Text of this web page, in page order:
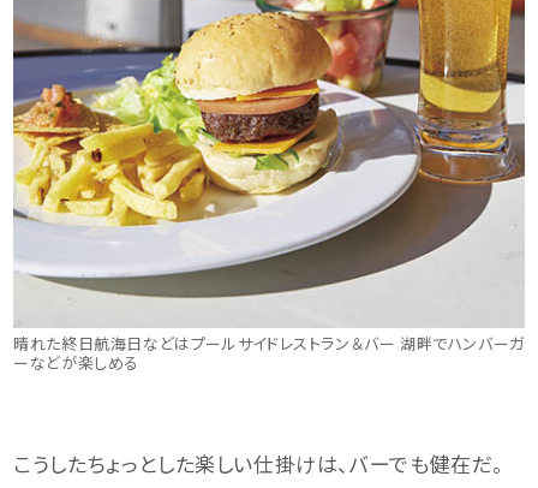
晴れた終日航海日などはプールサイドレストラン＆バー 湖畔でハンバーガ
ーなどが楽しめる
こうしたちょっとした楽しい仕掛けは、バーでも健在だ。